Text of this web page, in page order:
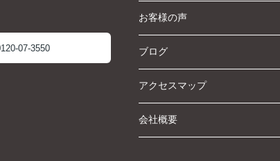
07-3550
お客様の声
ブログ
アクセスマップ
会社概要